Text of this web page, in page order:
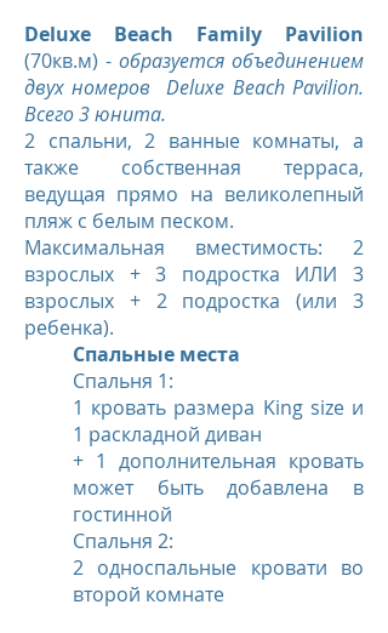
Deluxe Beach Family Pavilion
(70кв.м) - образуется объединением
двух номеров Deluxe Beach Pavilion.
Всего 3 юнита.
2 спальни, 2 ванные комнаты, а
также собственная терраса,
ведущая прямо на великолепный
пляж с белым песком.
Максимальная вместимость: 2
взрослых + 3 подростка ИЛИ 3
взрослых + 2 подростка (или 3
ребенка).
Спальные места
Спальня 1:
1 кровать размера King size и
1 раскладной диван
+ 1 дополнительная кровать
может быть добавлена в
гостинной
Спальня 2:
2 односпальные кровати во
второй комнате